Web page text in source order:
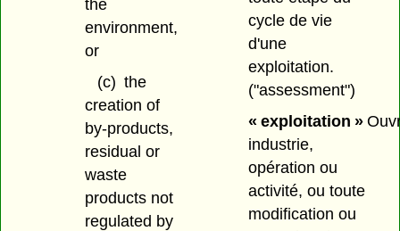
the
environment,
or
(c) the
creation of
by-products,
residual or
waste
products not
regulated by
cycle de vie
d'une
exploitation.
("assessment")
« exploitation »
industrie,
opération ou
activité, ou toute
modification ou